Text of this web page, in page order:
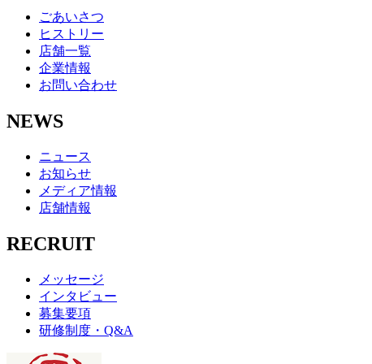
ごあいさつ
ヒストリー
店舗一覧
企業情報
お問い合わせ
NEWS
ニュース
お知らせ
メディア情報
店舗情報
RECRUIT
メッセージ
インタビュー
募集要項
研修制度・Q&A